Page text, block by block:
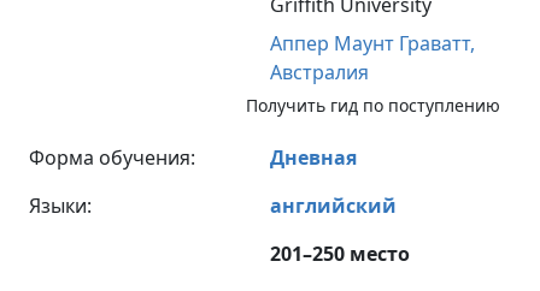
Аппер Маунт Граватт,
Австралия
Получить гид по поступлению
Форма обучения:
Дневная
Языки:
английский
201–250 место